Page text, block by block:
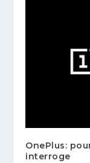
OnePlus:
interroge